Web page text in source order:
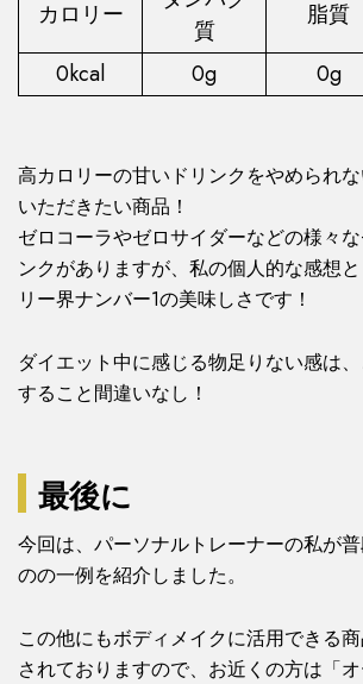
カロリー
質
脂質
0kcal
0g 0g
高カロリーの甘いドリンクをやめられ
いただきたい商品！
ゼロコーラやゼロサイダーなどの様々
ンクがありますが、私の個人的な感想
リー界ナンバー1の美味しさです！
ダイエット中に感じる物足りない感は
すること間違いなし！
最後に
今回は、パーソナルトレーナーの私が
のの一例を紹介しました。
この他にもボディメイクに活用できる
されておりますので、お近くの方は「